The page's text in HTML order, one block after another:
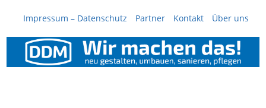
Impressum – Datenschutz Partner Kontakt Über uns